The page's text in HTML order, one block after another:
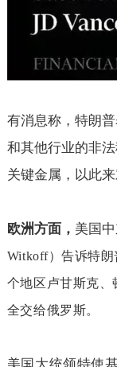
有消息称，特朗
和其他行业的非
关键金属，以此
欧洲方面， 美国
Witkoff）告诉特
个地区卢甘斯克、
全交给俄罗斯。